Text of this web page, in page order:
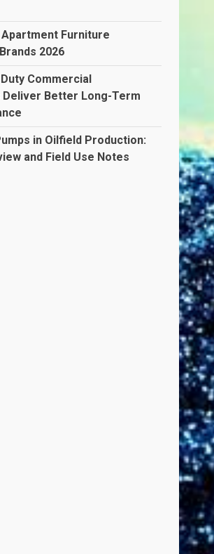
Apartment Furniture
2026
Commercial
Better Long-Term
in Oilfield Production:
and Field Use Notes